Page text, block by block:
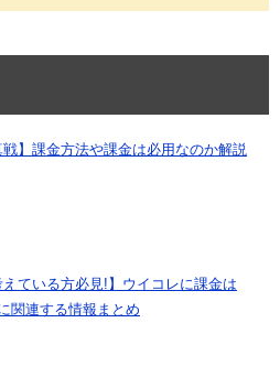
戦】課金方法や課金は必用なのか解説
えている方必見!】ウイコレに課金は
関連する情報まとめ